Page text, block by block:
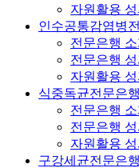
자원활용
인수공통감염병
전문은행 소
전문은행
자원활용
식중독균전문은
전문은행 소
전문은행
자원활용
구강세균전문은